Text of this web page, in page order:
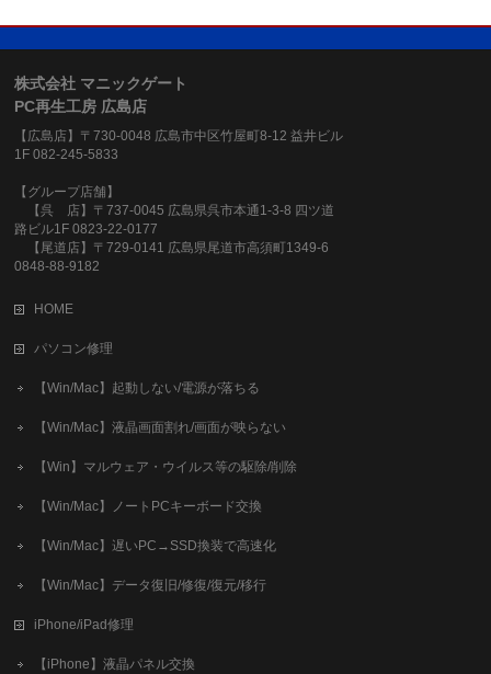
株式会社 マニックゲート
PC再生工房 広島店
【広島店】〒730-0048 広島市中区竹屋町8-12 益井ビル
1F 082-245-5833
【グループ店舗】
【呉 店】〒737-0045 広島県呉市本通1-3-8 四ツ道
路ビル1F 0823-22-0177
【尾道店】〒729-0141 広島県尾道市高須町1349-6
0848-88-9182
HOME
パソコン修理
【Win/Mac】起動しない/電源が落ちる
【Win/Mac】液晶画面割れ/画面が映らない
【Win】マルウェア・ウイルス等の駆除/削除
【Win/Mac】ノートPCキーボード交換
【Win/Mac】遅いPC→SSD換装で高速化
【Win/Mac】データ復旧/修復/復元/移行
iPhone/iPad修理
【iPhone】液晶パネル交換